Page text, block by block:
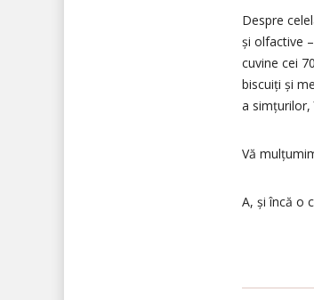
Despre
și olfactive –
cuvine cei
biscuiți și
a simțurilor,
Vă
A, și încă o